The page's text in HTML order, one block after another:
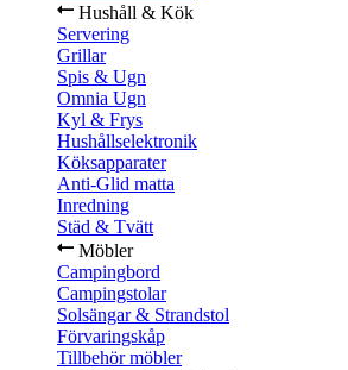
Hushåll & Kök
Servering
Grillar
Spis & Ugn
Omnia Ugn
Kyl & Frys
Hushållselektronik
Köksapparater
Anti-Glid matta
Inredning
Städ & Tvätt
Möbler
Campingbord
Campingstolar
Solsängar & Strandstol
Förvaringskåp
Tillbehör möbler